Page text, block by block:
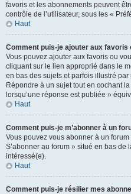
favoris et les abonnements peuvent
contrôle de l’utilisateur, sous les «
Haut
Comment puis-je ajouter aux favoris
Vous pouvez ajouter aux favoris ou
cliquant sur le lien approprié dans le
en bas des sujets et parfois illustré par
Répondre à un sujet tout en cochant
lorsqu’une réponse est publiée »
Haut
Comment puis-je m’abonner à un
Vous pouvez vous abonner à un
S’abonner au forum » situé en bas
intéressé(e).
Haut
Comment puis-je résilier mes